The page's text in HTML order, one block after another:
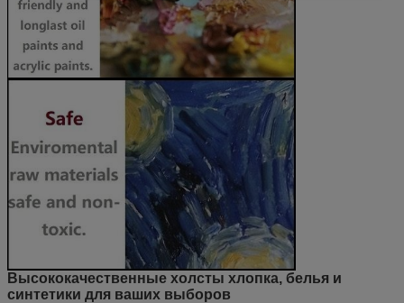
Высококачественные холсты хлопка, белья и
синтетики для ваших выборов